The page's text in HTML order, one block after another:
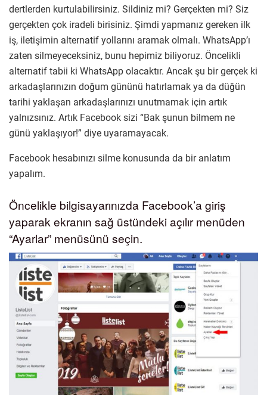
dertlerden kurtulabilirsiniz. Sildiniz mi? Gerçekten mi? Siz
gerçekten çok iradeli birisiniz. Şimdi yapmanız gereken ilk
iş, iletişimin alternatif yollarını aramak olmalı. WhatsApp’ı
zaten silmeyeceksiniz, bunu hepimiz biliyoruz. Öncelikli
alternatif tabii ki WhatsApp olacaktır. Ancak şu bir gerçek ki
arkadaşlarınızın doğum gününü hatırlamak ya da düğün
tarihi yaklaşan arkadaşlarınızı unutmamak için artık
yalnızsınız. Artık Facebook sizi “Bak şunun bilmem ne
günü yaklaşıyor!” diye uyaramayacak.
Facebook hesabınızı silme konusunda da bir anlatım
yapalım.
Öncelikle bilgisayarınızda Facebook’a giriş
yaparak ekranın sağ üstündeki açılır menüden
“Ayarlar” menüsünü seçin.